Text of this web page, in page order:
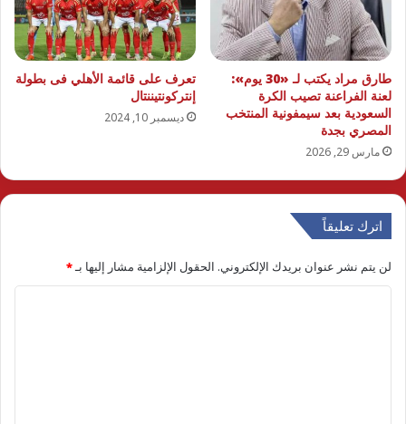
طارق مراد يكتب لـ «30 يوم»:
لعنة الفراعنة تصيب الكرة
السعودية بعد سيمفونية المنتخب
المصري بجدة
مارس 29, 2026
تعرف على قائمة الأهلي فى بطولة
إنتركونتيننتال
ديسمبر 10, 2024
اترك تعليقاً
لن يتم نشر عنوان بريدك الإلكتروني. الحقول الإلزامية مشار إليها بـ*